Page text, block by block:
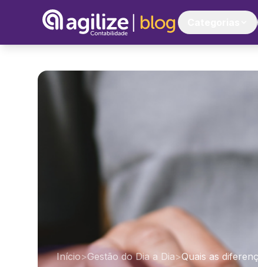
Início>Gestão do Dia a Dia>Quais as